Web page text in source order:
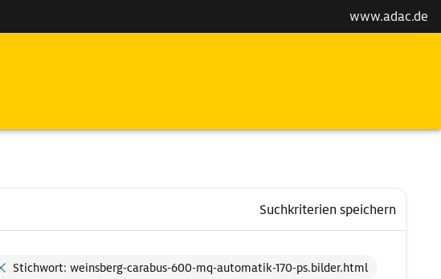
www.adac.de
Suchkriterien speichern
Stichwort: weinsberg-carabus-600-mq-automatik-170-ps.bilder.html